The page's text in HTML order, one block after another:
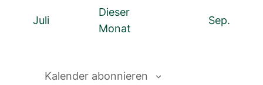
Juli
Dieser
Monat
Sep.
Kalender abonnieren